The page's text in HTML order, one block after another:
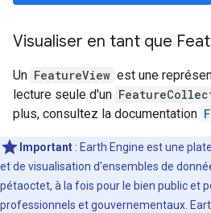
Visualiser en tant que
Un FeatureView est une
lecture seule d'un
plus, consultez la documentation
Important : Earth Engine est une
et de visualisation d'ensembles de
pétaoctet, à la fois pour le bien public et
professionnels et gouvernementaux.